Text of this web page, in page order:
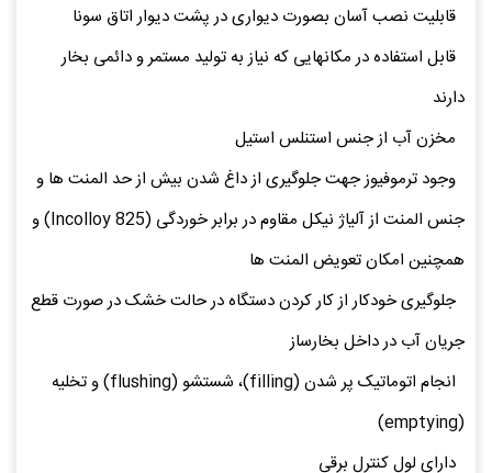
قابلیت نصب آسان بصورت دیواری در پشت دیوار اتاق سونا
قابل استفاده در مکانهایی که نیاز به تولید مستمر و دائمی بخار
دارند
مخزن آب از جنس استنلس استیل
وجود ترموفیوز جهت جلوگیری از داغ شدن بیش از حد المنت ها و
جنس المنت از آلیاژ نیکل مقاوم در برابر خوردگی (Incolloy 825) و
همچنین امکان تعویض المنت ها
جلوگیری خودکار از کار کردن دستگاه در حالت خشک در صورت قطع
جریان آب در داخل بخارساز
انجام اتوماتیک پر شدن (filling)، شستشو (flushing) و تخلیه
(emptying)
دارای لول کنترل برقی